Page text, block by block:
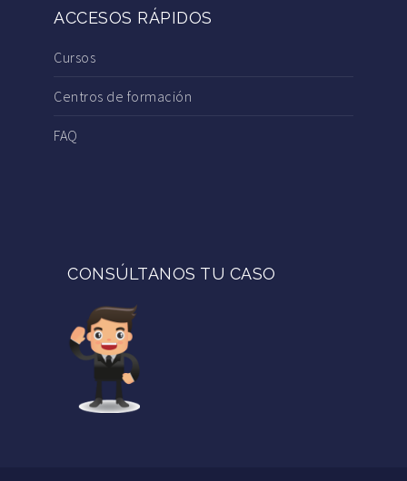
ACCESOS RÁPIDOS
Cursos
Centros de formación
FAQ
CONSÚLTANOS TU CASO